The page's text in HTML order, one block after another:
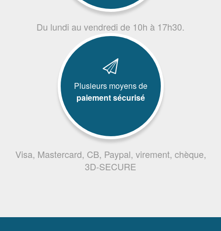
Du lundi au vendredi de 10h à 17h30.
Plusieurs moyens de
paiement sécurisé
Visa, Mastercard, CB, Paypal, virement, chèque,
3D-SECURE